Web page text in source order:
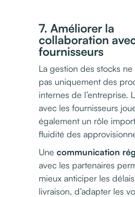
7. Améliorer la
collaboration
fournisseurs
La gestion des stocks
pas uniquement des
internes de l’entreprise.
avec les fournisseurs
également un rôle
fluidité des
Une communication
avec les partenaires
mieux anticiper les
livraison, d’adapter les